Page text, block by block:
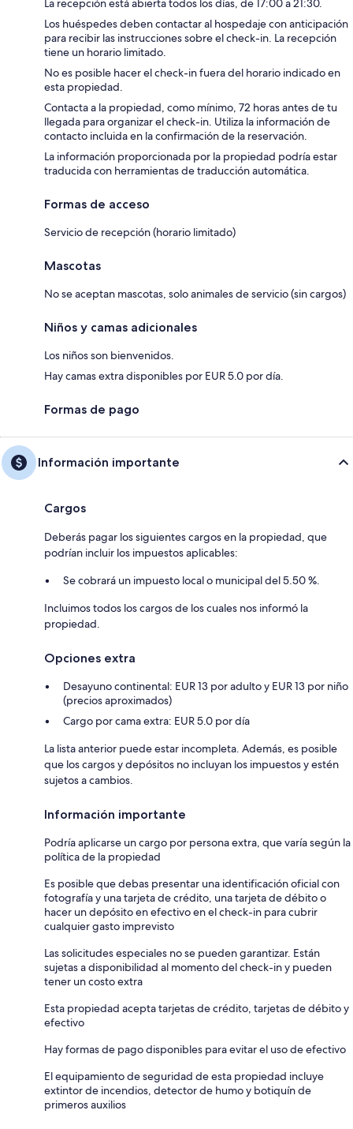
La recepción está abierta todos los días, de 17:00 a 21:30.
Los huéspedes deben contactar al hospedaje con anticipación
para recibir las instrucciones sobre el check-in. La recepción
tiene un horario limitado.
No es posible hacer el check-in fuera del horario indicado en
esta propiedad.
Contacta a la propiedad, como mínimo, 72 horas antes de tu
llegada para organizar el check-in. Utiliza la información de
contacto incluida en la confirmación de la reservación.
La información proporcionada por la propiedad podría estar
traducida con herramientas de traducción automática.
Formas de acceso
Servicio de recepción (horario limitado)
Mascotas
No se aceptan mascotas, solo animales de servicio (sin cargos)
Niños y camas adicionales
Los niños son bienvenidos.
Hay camas extra disponibles por EUR 5.0 por día.
Formas de pago
Información importante
Cargos
Deberás pagar los siguientes cargos en la propiedad, que
podrían incluir los impuestos aplicables:
Se cobrará un impuesto local o municipal del 5.50 %.
Incluimos todos los cargos de los cuales nos informó la
propiedad.
Opciones extra
Desayuno continental: EUR 13 por adulto y EUR 13 por niño
(precios aproximados)
Cargo por cama extra: EUR 5.0 por día
La lista anterior puede estar incompleta. Además, es posible
que los cargos y depósitos no incluyan los impuestos y estén
sujetos a cambios.
Información importante
Podría aplicarse un cargo por persona extra, que varía según la
política de la propiedad
Es posible que debas presentar una identificación oficial con
fotografía y una tarjeta de crédito, una tarjeta de débito o
hacer un depósito en efectivo en el check-in para cubrir
cualquier gasto imprevisto
Las solicitudes especiales no se pueden garantizar. Están
sujetas a disponibilidad al momento del check-in y pueden
tener un costo extra
Esta propiedad acepta tarjetas de crédito, tarjetas de débito y
efectivo
Hay formas de pago disponibles para evitar el uso de efectivo
El equipamiento de seguridad de esta propiedad incluye
extintor de incendios, detector de humo y botiquín de
primeros auxilios